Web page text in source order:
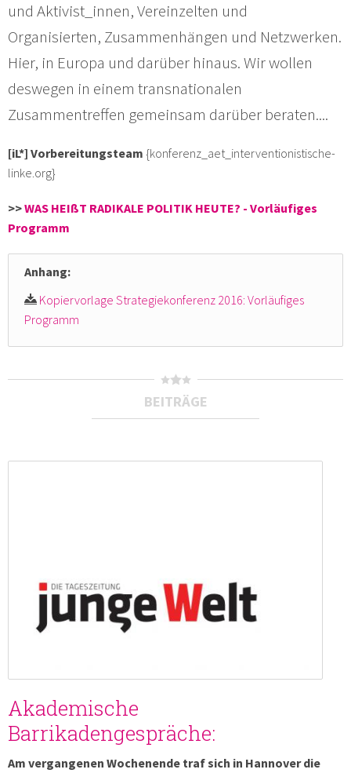
und Aktivist_innen, Vereinzelten und
Organisierten, Zusammenhängen und Netzwerken.
Hier, in Europa und darüber hinaus. Wir wollen
deswegen in einem transnationalen
Zusammentreffen gemeinsam darüber beraten....
[iL*] Vorbereitungsteam {konferenz_aet_interventionistische-
linke.org}
>>WAS HEIßT RADIKALE POLITIK HEUTE? - Vorläufiges
Programm
Anhang:
Kopiervorlage Strategiekonferenz 2016: Vorläufiges
Programm
BEITRÄGE
Akademische
Barrikadengespräche:
Am vergangenen Wochenende traf sich in Hannover die